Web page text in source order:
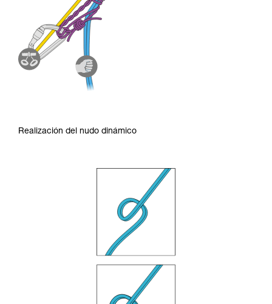
Realización del nudo dinámico